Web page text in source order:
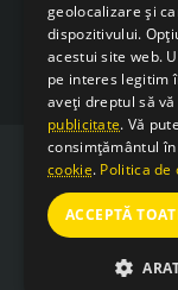
Copyright 2026
geolocalizare și
dispozitivului.
acestui site web.
pe interes legitim
aveți dreptul să
publicitate. Vă
consimțământul
cookie. Politica
ACCEPTĂ